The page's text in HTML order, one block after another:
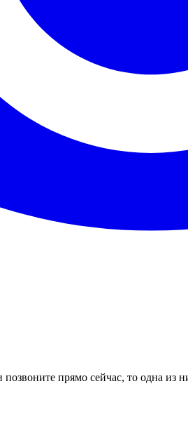
прямо сейчас, то одна из